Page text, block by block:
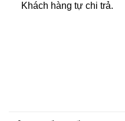
Khách hàng tự chi trả.